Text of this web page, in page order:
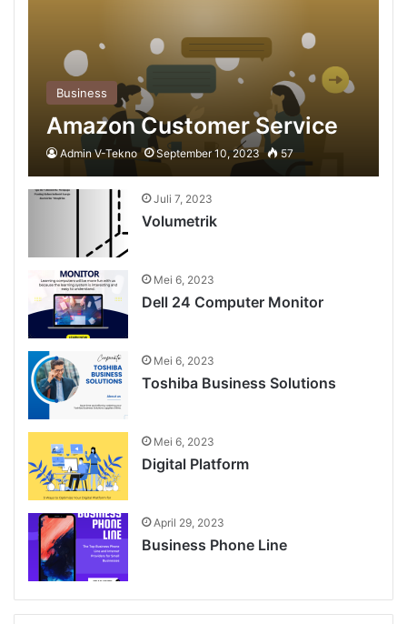
Business
Amazon Customer Service
Admin V-Tekno September 10, 2023 57
Juli 7, 2023
Volumetrik
Mei 6, 2023
Dell 24 Computer Monitor
Mei 6, 2023
Toshiba Business Solutions
Mei 6, 2023
Digital Platform
April 29, 2023
Business Phone Line